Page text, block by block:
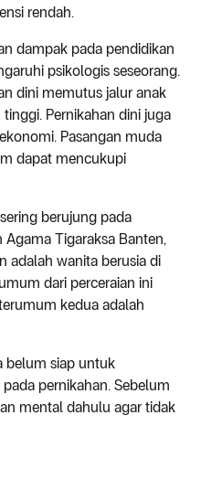
rendah.
dampak pada pendidikan
psikologis seseorang.
dini memutus jalur anak
Pernikahan dini juga
Pasangan muda
dapat mencukupi
berujung pada
Agama Tigaraksa Banten,
adalah wanita berusia di
dari perceraian ini
kedua adalah
belum siap untuk
pernikahan. Sebelum
mental dahulu agar tidak